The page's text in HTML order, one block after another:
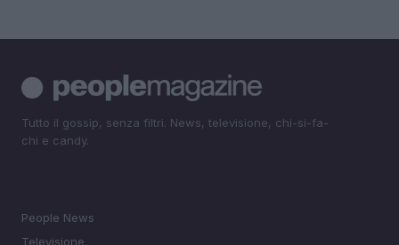
Tutto il gossip, senza filtri. News, televisione, chi-si-fa-
chi e candy.
People News
Televisione